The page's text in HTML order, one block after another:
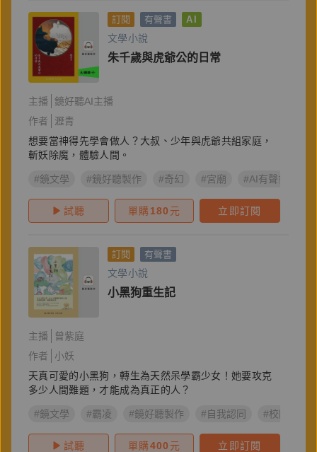
訂閱 有聲書 AI
文學小說
朱千歲與虎爺公的日常
主播
鏡好聽AI主播
作者
瀝青
想要當神得先學會做人？大叔、少年與虎爺共組家庭，
斬妖除魔，體驗人間。
#鏡文學 #鏡好聽製作 #奇幻 #宮廟 #AI有聲書
試聽 單購180 元 立即訂閱
訂閱 有聲書
文學小說
小黑狗重生記
主播
曾紫庭
作者
小妖
天真可愛的小黑狗，轉生為天然呆學霸少女！她要攻克
多少人間難題，才能成為真正的人？
#鏡文學 #霸凌 #鏡好聽製作 #自我認同 #校園
試聽 單購400 元 立即訂閱